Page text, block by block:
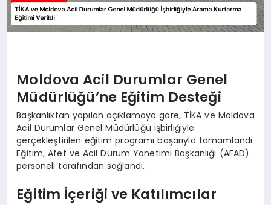
Moldova Acil Durumlar Genel
Müdürlüğü’ne Eğitim Desteği
Başkanlıktan yapılan açıklamaya göre, TİKA ve Moldova
Acil Durumlar Genel Müdürlüğü işbirliğiyle
gerçekleştirilen eğitim programı başarıyla tamamlandı.
Eğitim, Afet ve Acil Durum Yönetimi Başkanlığı (AFAD)
personeli tarafından sağlandı.
Eğitim İçeriği ve Katılımcılar